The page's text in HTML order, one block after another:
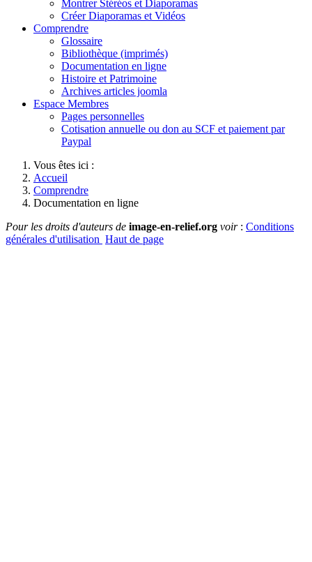
Montrer Stéréos et Diaporamas
Créer Diaporamas et Vidéos
Comprendre
Glossaire
Bibliothèque (imprimés)
Documentation en ligne
Histoire et Patrimoine
Archives articles joomla
Espace Membres
Pages personnelles
Cotisation annuelle ou don au SCF et paiement par
Paypal
Vous êtes ici :
Accueil
Comprendre
Documentation en ligne
Pour les droits d'auteurs de image-en-relief.org voir: Conditions
générales d'utilisation Haut de page